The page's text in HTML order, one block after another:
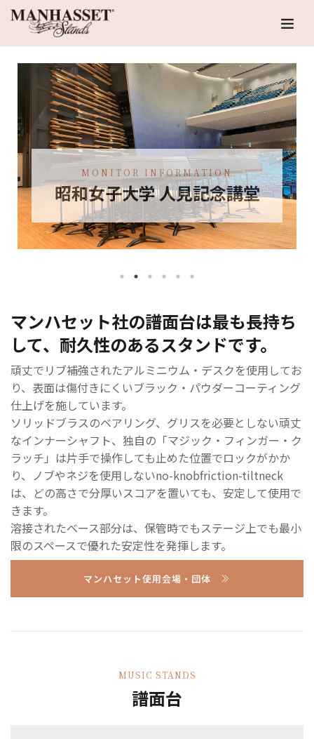
MONITOR INFORMATION
昭和女子大学 人見記念講堂
マンハセット社の譜面台は最も長持ち
して、 耐久性のあるスタンドです。
頑丈でリブ補強されたアルミニウム・デスクを使用してお
り、表面は傷付きにくいブラック・パウダーコーティング
仕上げを施しています。
ソリッドブラスのベアリング、グリスを必要としない頑丈
なインナーシャフト、独自の「マジック・フィンガー・ク
ラッチ」は片手で操作しても止めた位置でロックがかか
り、ノブやネジを使用しないno-knobfriction-tiltneck
は、どの高さで分厚いスコアを置いても、安定して使用で
きます。
溶接されたベース部分は、保管時でもステージ上でも最小
限のスペースで優れた安定性を発揮します。
マンハセット使用会場・団体
MUSIC STANDS
譜面台